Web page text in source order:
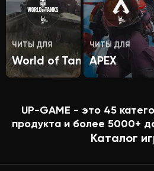
ЧИТЫ ДЛЯ
World of Tanks
ЧИТЫ ДЛЯ
APEX
UP-GAME - это 45
продукта и более 5000+
Каталог